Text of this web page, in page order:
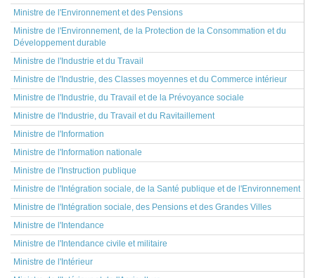
Ministre de l'Environnement et des Pensions
Ministre de l'Environnement, de la Protection de la Consommation et du
Développement durable
Ministre de l'Industrie et du Travail
Ministre de l'Industrie, des Classes moyennes et du Commerce intérieur
Ministre de l'Industrie, du Travail et de la Prévoyance sociale
Ministre de l'Industrie, du Travail et du Ravitaillement
Ministre de l'Information
Ministre de l'Information nationale
Ministre de l'Instruction publique
Ministre de l'Intégration sociale, de la Santé publique et de l'Environnement
Ministre de l'Intégration sociale, des Pensions et des Grandes Villes
Ministre de l'Intendance
Ministre de l'Intendance civile et militaire
Ministre de l'Intérieur